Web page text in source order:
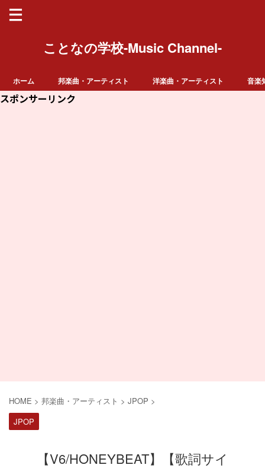
ことなの学校-Music Channel-
ホーム 邦楽曲・アーティスト 洋楽曲・アーティスト 音楽
スポンサーリンク
HOME > 邦楽曲・アーティスト > JPOP >
JPOP
【V6/HONEYBEAT】【歌詞サイ